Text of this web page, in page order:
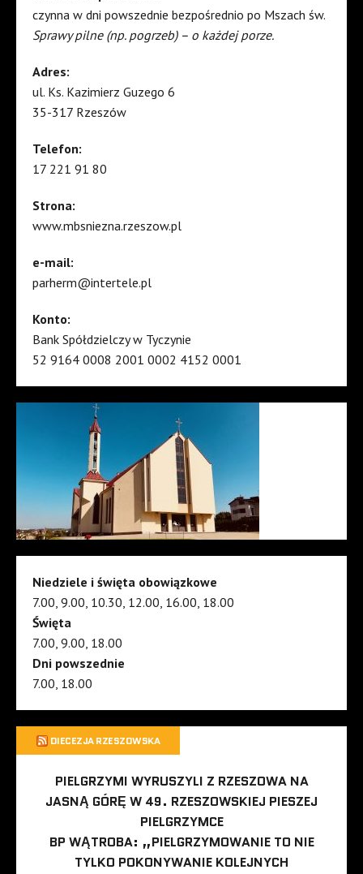
czynna w dni powszednie bezpośrednio po Mszach św.
Sprawy pilne (np. pogrzeb) – o każdej porze.
Adres:
ul. Ks. Kazimierz Guzego 6
35-317 Rzeszów
Telefon:
17 221 91 80
Strona:
www.mbsniezna.rzeszow.pl
e-mail:
parherm@intertele.pl
Konto:
Bank Spółdzielczy w Tyczynie
52 9164 0008 2001 0002 4152 0001
Niedziele i święta obowiązkowe
7.00, 9.00, 10.30, 12.00, 16.00, 18.00
Święta
7.00, 9.00, 18.00
Dni powszednie
7.00, 18.00
DIECEZJA RZESZOWSKA
PIELGRZYMI WYRUSZYLI Z RZESZOWA NA
JASNĄ GÓRĘ W 49. RZESZOWSKIEJ PIESZEJ
PIELGRZYMCE
BP WĄTROBA: „PIELGRZYMOWANIE TO NIE
TYLKO POKONYWANIE KOLEJNYCH